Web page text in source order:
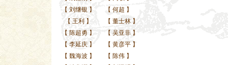
【 刘继银 】 【 何超 】
【 王利 】 【 董士林 】
【 陈超勇 】 【 吴亚非 】
【 李延庆】 【 黄彦平 】
【 魏海波 】 【 陈伟 】